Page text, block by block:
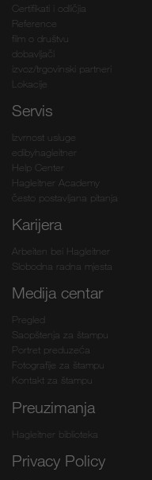
Certifikati i odličjia
Reference
film o društvu
dobavljači
izvoz/trgovinski partneri
Lokacije
Servis
Izvrnost usluge
edibyhagleitner
Help Center
Hagleitner Academy
često postavljana pitanja
Karijera
Arbeiten bei Hagleitner
Slobodna radna mjesta
Medija centar
Pregled
Saopštenja za štampu
Portret preduzeća
Fotografije za štampu
Kontakt za štampu
Preuzimanja
Hagleitner biblioteka
Privacy Policy